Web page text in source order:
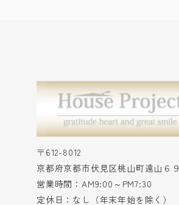
〒612-8012
京都府京都市伏見区桃山町遠山６９
営業時間：AM9:00～PM7:30
定休日：なし（年末年始を除く）